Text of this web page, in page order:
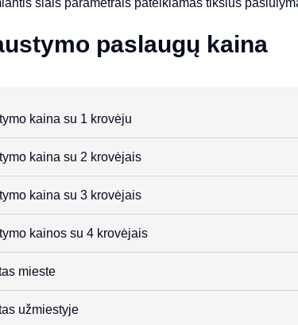
šiais parametrais pateikiamas tikslus
paslaugų kaina
kaina su 1 krovėju
kaina su 2 krovėjais
kaina su 3 krovėjais
kainos su 4 krovėjais
mieste
užmiestyje